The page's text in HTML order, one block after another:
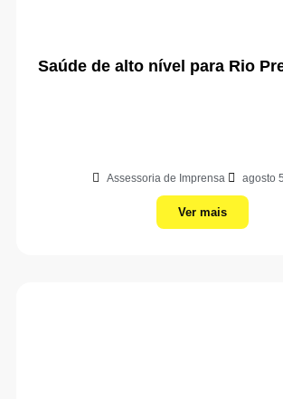
Saúde de alto nível para Rio
Assessoria de Imprensa agosto
Ver mais